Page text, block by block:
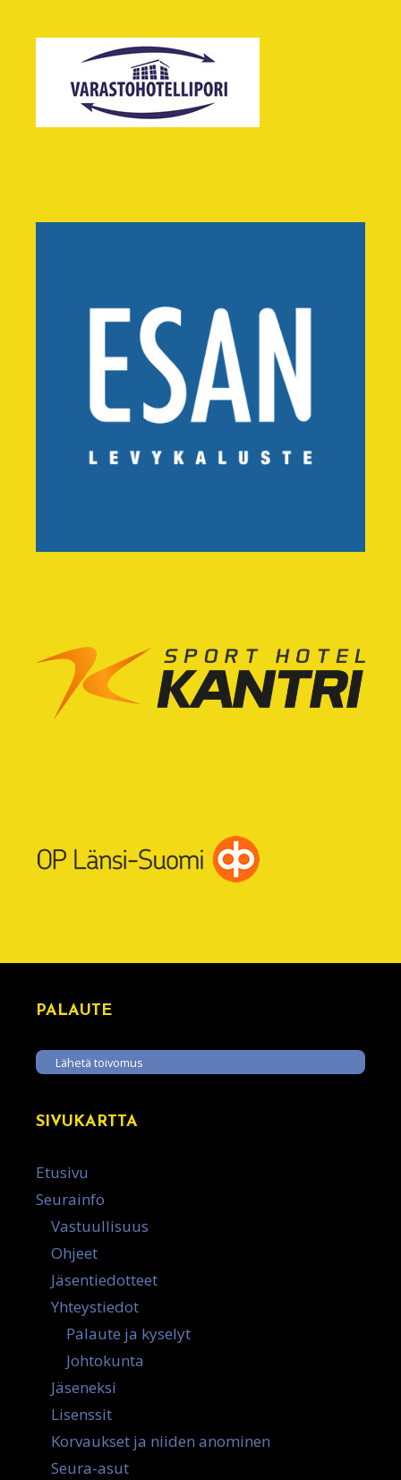
PALAUTE
Lähetä toivomus
SIVUKARTTA
Etusivu
Seurainfo
Vastuullisuus
Ohjeet
Jäsentiedotteet
Yhteystiedot
Palaute ja kyselyt
Johtokunta
Jäseneksi
Lisenssit
Korvaukset ja niiden anominen
Seura-asut